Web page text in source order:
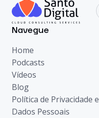
Navegue
Home
Podcasts
Vídeos
Blog
Política de Privacidade e
Dados Pessoais